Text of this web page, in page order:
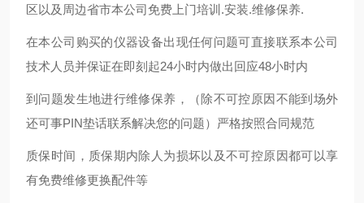
区以及周边省市本公司免费上门培训.安装.维修保养.
在本公司购买的仪器设备出现任何问题可直接联系本公司
技术人员并保证在即刻起24小时内做出回应48小时内
到问题发生地进行维修保养，（除不可控原因不能到场外
还可事PIN垫话联系解决您的问题）严格按照合同规范
质保时间，质保期内除人为损坏以及不可控原因都可以享
有免费维修更换配件等